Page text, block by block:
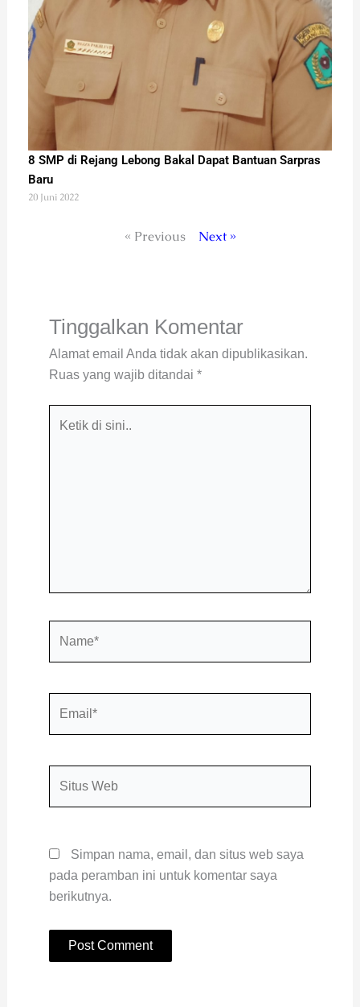
8 SMP di Rejang Lebong Bakal Dapat Bantuan Sarpras
Baru
20 Juni 2022
« Previous Next »
Tinggalkan Komentar
Alamat email Anda tidak akan dipublikasikan.
Ruas yang wajib ditandai *
Simpan nama, email, dan situs web saya
pada peramban ini untuk komentar saya
berikutnya.